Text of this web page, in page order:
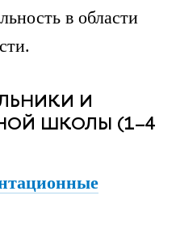
в области
И
ШКОЛЫ (1–4